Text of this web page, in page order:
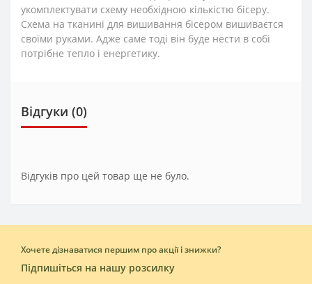
укомплектувати схему необхідною кількістю бісеру.
Схема на тканині для вишивання бісером вишиваєтся
своїми руками. Адже саме тоді він буде нести в собі
потрібне тепло і енергетику.
Відгуки (0)
Відгуків про цей товар ще не було.
Хочете дізнаватися першим про акції і знижки?
Підпишіться на нашу розсилку